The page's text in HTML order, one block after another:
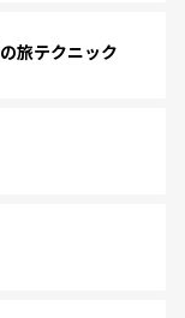
旅テクニック